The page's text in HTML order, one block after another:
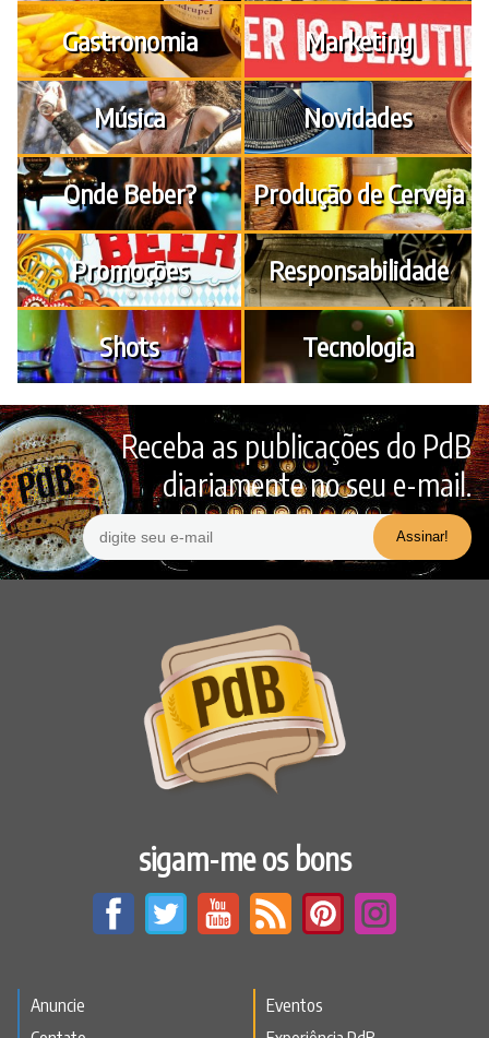
Gastronomia Marketing
Música Novidades
Onde Beber? Produção de Cerveja
Promoções Responsabilidade
Shots Tecnologia
Receba as publicações do PdB
diariamente no seu e-mail.
sigam-me os bons
Anuncie
Eventos